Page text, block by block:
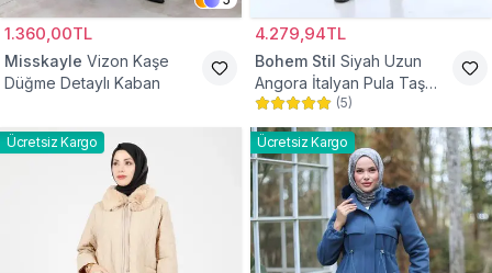
1.360,00TL
Misskayle Vizon Kaşe
Düğme Detaylı Kaban
4.279,94TL
Bohem Stil Siyah Uzun
Angora İtalyan Pula Taş
Detaylı Tesettür Kaban
(5)
Ücretsiz Kargo Ücretsiz Kargo